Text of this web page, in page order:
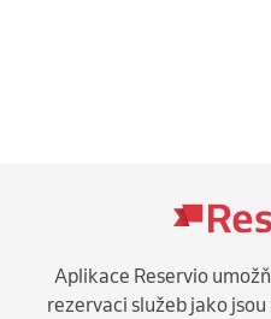
Aplikace Reservio
rezervaci služeb jako